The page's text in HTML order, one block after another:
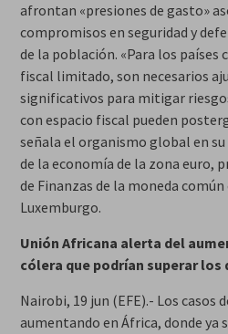
afrontan «presiones de gasto»
compromisos en seguridad y
de la población. «Para los países
fiscal limitado, son necesarios
significativos para mitigar
con espacio fiscal pueden
señala el organismo global en
de la economía de la zona euro,
de Finanzas de la moneda
Luxemburgo.
Unión Africana alerta del
cólera que podrían superar los
Nairobi, 19 jun (EFE).- Los casos
aumentando en África, donde ya